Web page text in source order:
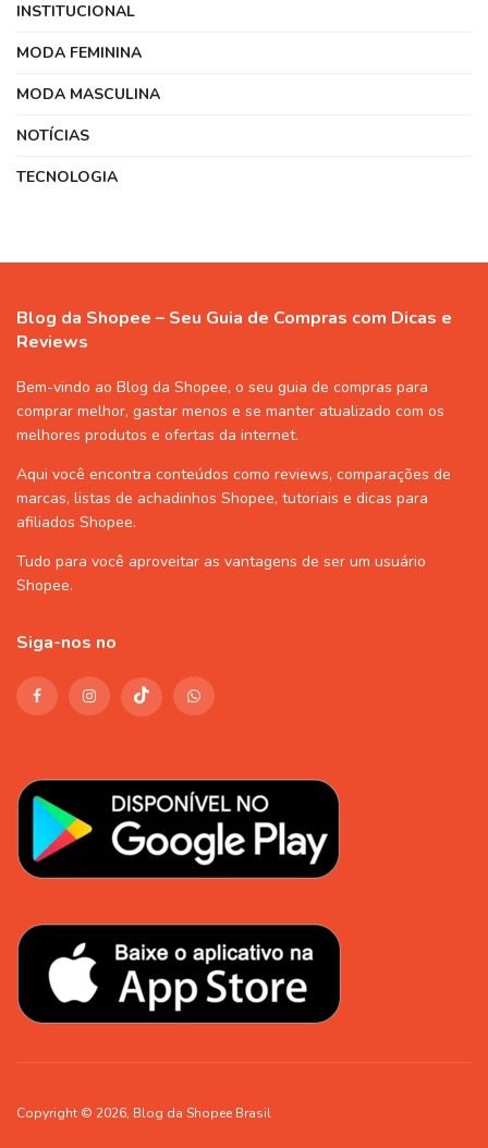
INSTITUCIONAL
MODA FEMININA
MODA MASCULINA
NOTÍCIAS
TECNOLOGIA
Blog da Shopee – Seu Guia de Compras com Dicas e
Reviews
Bem-vindo ao Blog da Shopee, o seu guia de compras para
comprar melhor, gastar menos e se manter atualizado com os
melhores produtos e ofertas da internet.
Aqui você encontra conteúdos como reviews, comparações de
marcas, listas de achadinhos Shopee, tutoriais e dicas para
afiliados Shopee.
Tudo para você aproveitar as vantagens de ser um usuário
Shopee.
Siga-nos no
Copyright © 2026, Blog da Shopee Brasil